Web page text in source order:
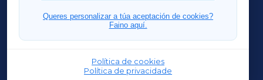
Queres personalizar a túa aceptación de cookies?
Faino aquí.
Política de cookies
Política de privacidade
FERROLXA
OURENSEXA